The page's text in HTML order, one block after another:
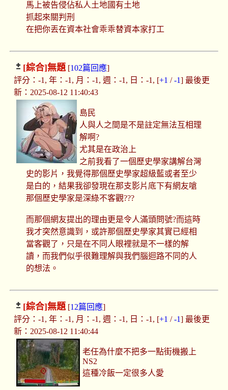
馬上被告侵佔私人土地國有土地
抓起來關判刑
在把你丟在資本社會乖乖替資本家打工
[綜合]無題[102篇回應]
評分：-1, 年：-1, 月：-1, 週：-1, 日：-1, [+1 /-1] 最後更
新：2025-08-12 11:40:43
島民
人與人之間是不是註定無法互相理
解啊?
尤其是在政治上
之前我看了一個歷史學家講解台灣
史的影片，我覺得那個歷史學家超級藍或者至少
是白的，結果我卻發現在那支影片底下有網友嗆
那個歷史學家是深綠不客觀???
而那個網友提出的理由更是令人滿頭問號?而這時
我才突然意識到，或許那個歷史學家其實已經相
當客觀了，只是在不同人眼裡就是不一樣的解
讀，而我們似乎很難理解與我們腦迴路不同的人
的想法。
[綜合]無題[12篇回應]
評分：-1, 年：-1, 月：-1, 週：-1, 日：-1, [+1 /-1] 最後更
新：2025-08-12 11:40:44
老任為什麼不把多一點街機搬上
NS2
這種冷飯一定很多人愛